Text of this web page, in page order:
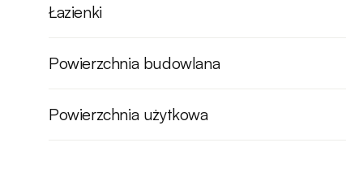
Łazienki
Powierzchnia budowlana
Powierzchnia użytkowa